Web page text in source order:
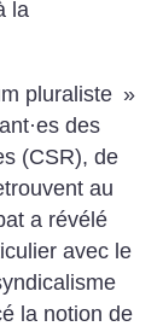
la
pluraliste »
·es des
(CSR), de
au
a révélé
avec le
la notion de